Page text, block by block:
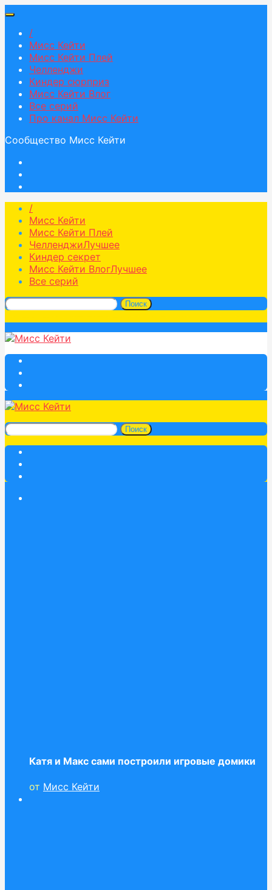
/
Мисс Кейти
Мисс Кейти Плей
Челленджи
Киндер сюрприз
Мисс Кейти Влог
Все серий
Про канал Мисс Кейти
Сообщество Мисс Кейти
/
Мисс Кейти
Мисс Кейти Плей
ЧелленджиЛучшее
Киндер секрет
Мисс Кейти ВлогЛучшее
Все серий
Поиск
Поиск
Катя и Макс сами построили игровые домики
от Мисс Кейти